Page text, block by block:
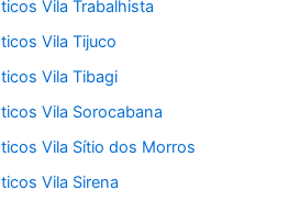
Vila Trabalhista
Vila Tijuco
Vila Tibagi
Vila Sorocabana
Vila Sítio dos Morros
Vila Sirena